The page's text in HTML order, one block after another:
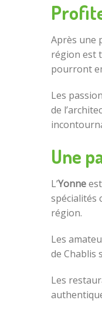
Après une
région est
pourront
Les
de
Une
L’Yonne
spécialités
région.
Les
de Chablis
Les